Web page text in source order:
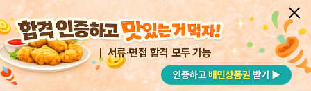
서류·면접 합격 모두 가능
채용공고 자소서 자유항목 자소서 내 작성목록